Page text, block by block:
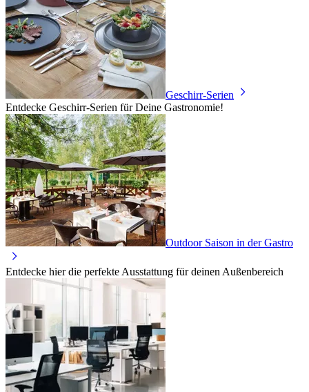
Geschirr-Serien
Entdecke Geschirr-Serien für Deine Gastronomie!
Outdoor Saison in der Gastro
Entdecke hier die perfekte Ausstattung für deinen Außenbereich